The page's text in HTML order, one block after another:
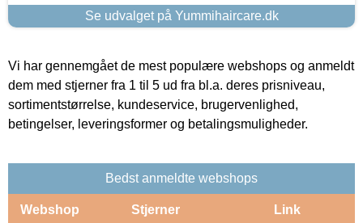
Se udvalget på Yummihaircare.dk
Vi har gennemgået de mest populære webshops og anmeldt
dem med stjerner fra 1 til 5 ud fra bl.a. deres prisniveau,
sortimentstørrelse, kundeservice, brugervenlighed,
betingelser, leveringsformer og betalingsmuligheder.
Bedst anmeldte webshops
Webshop Stjerner Link